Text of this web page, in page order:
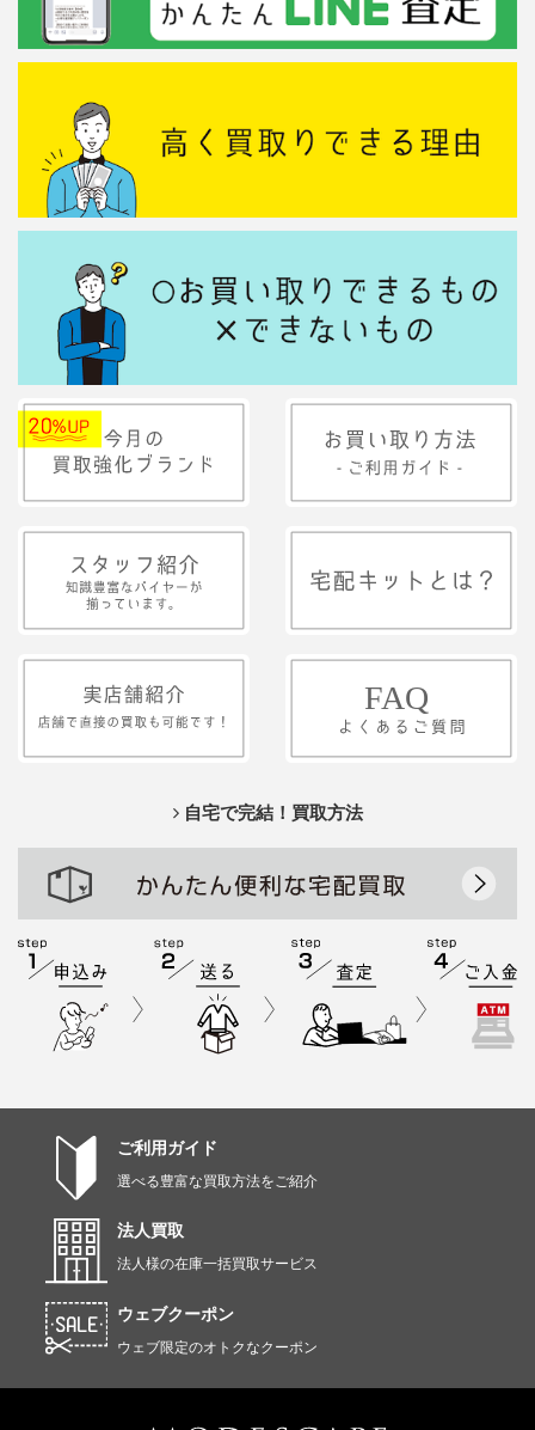
自宅で完結！買取方法
ご利用ガイド
選べる豊富な買取方法をご紹介
法人買取
法人様の在庫一括買取サービス
ウェブクーポン
ウェブ限定のオトクなクーポン